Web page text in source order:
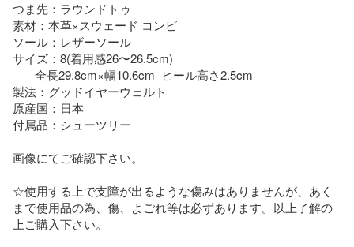
つま先：ラウンドトゥ
素材：本革×スウェード コンビ
ソール：レザーソール
サイズ：8(着用感26〜26.5cm)
製法：グッドイヤーウェルト
原産国：日本
付属品：シューツリー
画像にてご確認下さい。
☆使用する上で支障が出るような傷みはありませんが、あく
まで使用品の為、傷、よごれ等は必ずあります。以上了解の
上ご購入下さい。